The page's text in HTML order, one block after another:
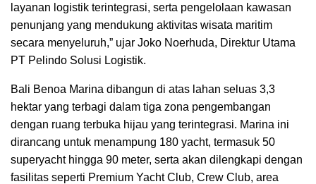
layanan logistik terintegrasi, serta pengelolaan kawasan
penunjang yang mendukung aktivitas wisata maritim
secara menyeluruh,” ujar Joko Noerhuda, Direktur Utama
PT Pelindo Solusi Logistik.
Bali Benoa Marina dibangun di atas lahan seluas 3,3
hektar yang terbagi dalam tiga zona pengembangan
dengan ruang terbuka hijau yang terintegrasi. Marina ini
dirancang untuk menampung 180 yacht, termasuk 50
superyacht hingga 90 meter, serta akan dilengkapi dengan
fasilitas seperti Premium Yacht Club, Crew Club, area